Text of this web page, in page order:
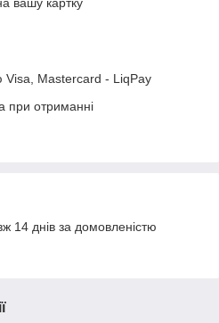
вашу картку
Visa, Mastercard - LiqPay
при отриманні
14 днів за домовленістю